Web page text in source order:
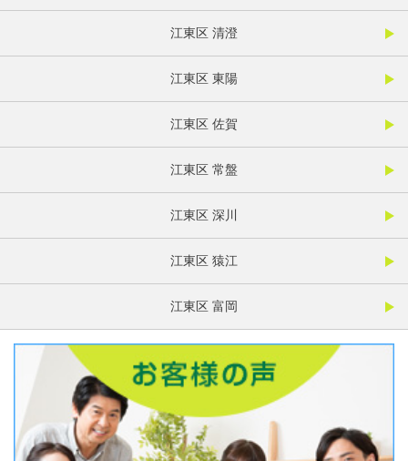
江東区 清澄
江東区 東陽
江東区 佐賀
江東区 常盤
江東区 深川
江東区 猿江
江東区 富岡